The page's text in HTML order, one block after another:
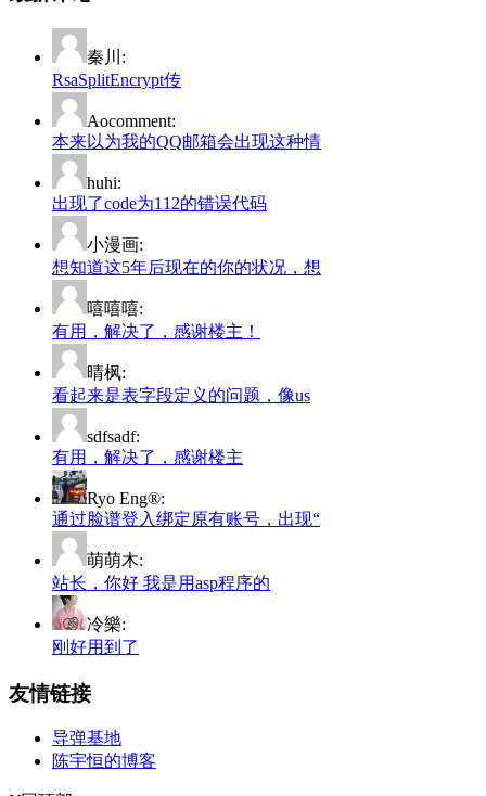
秦川:
RsaSplitEncrypt传
Aocomment:
本来以为我的QQ邮箱会出现这种情
huhi:
出现了code为112的错误代码
小漫画:
想知道这5年后现在的你的状况，想
嘻嘻嘻:
有用，解决了，感谢楼主！
晴枫:
看起来是表字段定义的问题，像us
sdfsadf:
有用，解决了，感谢楼主
Ryo Eng®:
通过脸谱登入绑定原有账号，出现“
萌萌木:
站长，你好 我是用asp程序的
冷樂:
刚好用到了
友情链接
导弹基地
陈宇恒的博客